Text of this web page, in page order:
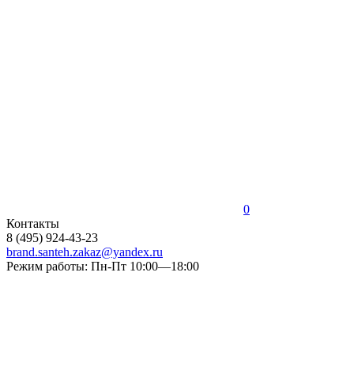
0
Контакты
8 (495) 924-43-23
brand.santeh.zakaz@yandex.ru
Режим работы: Пн-Пт 10:00—18:00